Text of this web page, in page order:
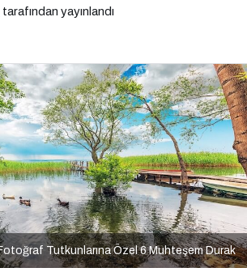
tarafından yayınlandı
Tutkunlarına Özel 6 Muhteşem Durak